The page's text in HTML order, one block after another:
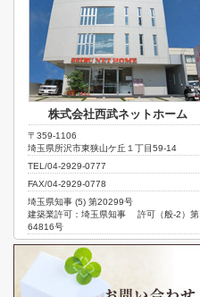
株式会社西武ネットホーム
〒359-1106
埼玉県所沢市東狭山ケ丘１丁目59-14
TEL/04-2929-0777
FAX/04-2929-0778
埼玉県知事 (5) 第20299号
建築業許可：埼玉県知事 許可（般-2）第
64816号